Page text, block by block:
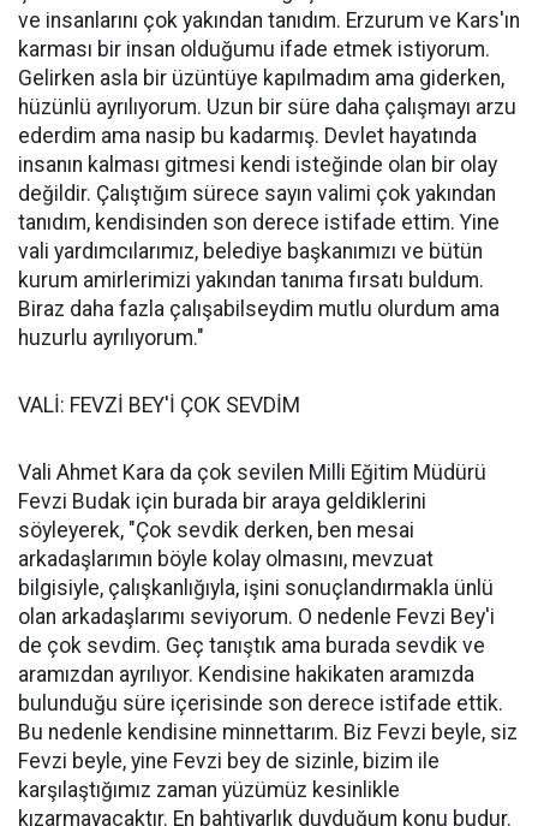
ve insanlarını çok yakından tanıdım. Erzurum ve Kars'ın
karması bir insan olduğumu ifade etmek istiyorum.
Gelirken asla bir üzüntüye kapılmadım ama giderken,
hüzünlü ayrılıyorum. Uzun bir süre daha çalışmayı arzu
ederdim ama nasip bu kadarmış. Devlet hayatında
insanın kalması gitmesi kendi isteğinde olan bir olay
değildir. Çalıştığım sürece sayın valimi çok yakından
tanıdım, kendisinden son derece istifade ettim. Yine
vali yardımcılarımız, belediye başkanımızı ve bütün
kurum amirlerimizi yakından tanıma fırsatı buldum.
Biraz daha fazla çalışabilseydim mutlu olurdum ama
huzurlu ayrılıyorum."
VALİ: FEVZİ BEY'İ ÇOK SEVDİM
Vali Ahmet Kara da çok sevilen Milli Eğitim Müdürü
Fevzi Budak için burada bir araya geldiklerini
söyleyerek, "Çok sevdik derken, ben mesai
arkadaşlarımın böyle kolay olmasını, mevzuat
bilgisiyle, çalışkanlığıyla, işini sonuçlandırmakla ünlü
olan arkadaşlarımı seviyorum. O nedenle Fevzi Bey'i
de çok sevdim. Geç tanıştık ama burada sevdik ve
aramızdan ayrılıyor. Kendisine hakikaten aramızda
bulunduğu süre içerisinde son derece istifade ettik.
Bu nedenle kendisine minnettarım. Biz Fevzi beyle, siz
Fevzi beyle, yine Fevzi bey de sizinle, bizim ile
karşılaştığımız zaman yüzümüz kesinlikle
kızarmayacaktır. En bahtiyarlık duyduğum konu budur.